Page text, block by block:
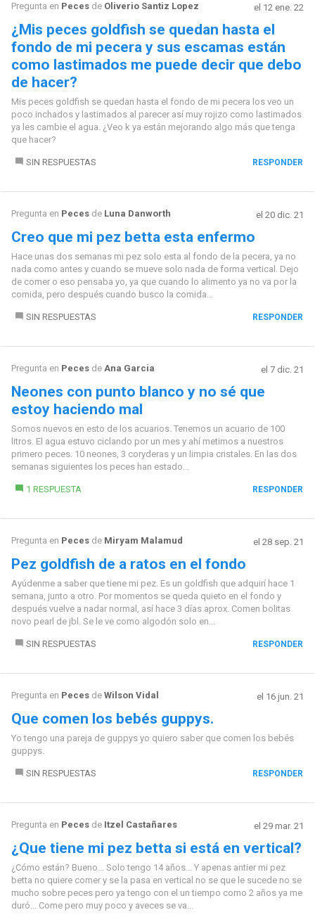
Pregunta en Pecesde Oliverio Santiz Lopez el 12 ene. 22
¿Mis peces goldfish se quedan hasta el
fondo de mi pecera y sus escamas están
como lastimados me puede decir que debo
de hacer?
Mis peces goldfish se quedan hasta el fondo de mi pecera los veo un
poco inchados y lastimados al parecer así muy rojizo como lastimados
ya les cambie el agua. ¿Veo k ya están mejorando algo más que tenga
que hacer?
SIN RESPUESTAS RESPONDER
Pregunta en Pecesde Luna Danworth el 20 dic. 21
Creo que mi pez betta esta enfermo
Hace unas dos semanas mi pez solo esta al fondo de la pecera, ya no
nada como antes y cuando se mueve solo nada de forma vertical. Dejo
de comer o eso pensaba yo, ya que cuando lo alimento ya no va por la
comida, pero después cuando busco la comida...
SIN RESPUESTAS RESPONDER
Pregunta en Pecesde Ana Garcia el 7 dic. 21
Neones con punto blanco y no sé que
estoy haciendo mal
Somos nuevos en esto de los acuarios. Tenemos un acuario de 100
litros. El agua estuvo ciclando por un mes y ahí metimos a nuestros
primero peces. 10 neones, 3 coryderas y un limpia cristales. En las dos
semanas siguientes los peces han estado...
1 RESPUESTA RESPONDER
Pregunta en Pecesde Miryam Malamud el 28 sep. 21
Pez goldfish de a ratos en el fondo
Ayúdenme a saber que tiene mi pez. Es un goldfish que adquirí hace 1
semana, junto a otro. Por momentos se queda quieto en el fondo y
después vuelve a nadar normal, así hace 3 días aprox. Comen bolitas
novo pearl de jbl. Se le ve como algodón solo en...
SIN RESPUESTAS RESPONDER
Pregunta en Pecesde Wilson Vidal el 16 jun. 21
Que comen los bebés guppys.
Yo tengo una pareja de guppys yo quiero saber que comen los bebés
guppys.
SIN RESPUESTAS RESPONDER
Pregunta en Pecesde Itzel Castañares el 29 mar. 21
¿Que tiene mi pez betta si está en vertical?
¿Cómo están? Bueno... Solo tengo 14 años... Y apenas antier mi pez
betta no quiere comer y se la pasa en vertical no se que le sucede no se
mucho sobre peces pero ya tengo con el un tiempo como 2 años ya me
duró... Come pero muy poco y aveces se va...